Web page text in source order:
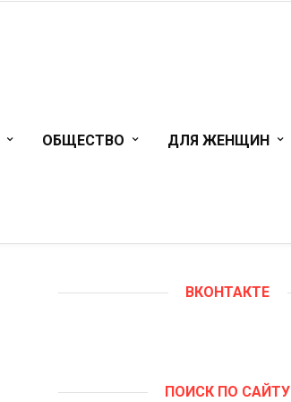
ОБЩЕСТВО ДЛЯ ЖЕНЩИН
ВКОНТАКТЕ
ПОИСК ПО САЙТУ